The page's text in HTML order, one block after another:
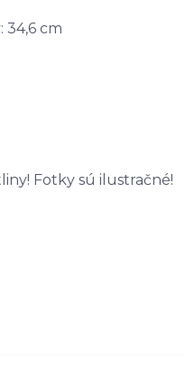
34,6 cm
Fotky sú ilustračné!